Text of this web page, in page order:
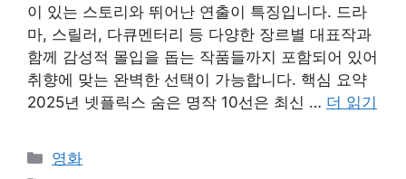
이 있는 스토리와 뛰어난 연출이 특징입니다. 드라
마, 스릴러, 다큐멘터리 등 다양한 장르별 대표작과
함께 감성적 몰입을 돕는 작품들까지 포함되어 있어
취향에 맞는 완벽한 선택이 가능합니다. 핵심 요약
2025년 넷플릭스 숨은 명작 10선은 최신 … 더 읽기
카
영화